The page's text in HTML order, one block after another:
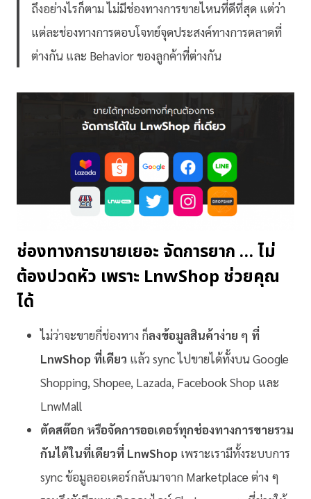
ถึงอย่างไรก็ตาม ไม่มีช่องทางการขายไหนที่ดีที่สุด แต่ว่า
แต่ละช่องทางการตอบโจทย์จุดประสงค์ทางการตลาดที่
ต่างกัน และ Behavior ของลูกค้าที่ต่างกัน
ช่องทางการขายเยอะ จัดการยาก … ไม่
ต้องปวดหัว เพราะ LnwShop ช่วยคุณ
ได้
ไม่ว่าจะขายกี่ช่องทาง ก็ลงข้อมูลสินค้าง่าย ๆ ที่
LnwShop ที่เดียว แล้ว sync ไปขายได้ทั้งบน Google
Shopping, Shopee, Lazada, Facebook Shop และ
LnwMall
ตัดสต๊อก หรือจัดการออเดอร์ทุกช่องทางการขายรวม
กันได้ในที่เดียวที่ LnwShop เพราะเรามีทั้งระบบการ
sync ข้อมูลออเดอร์กลับมาจาก Marketplace ต่าง ๆ